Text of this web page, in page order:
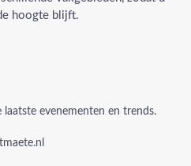
hoogte blijft.
evenementen en trends.